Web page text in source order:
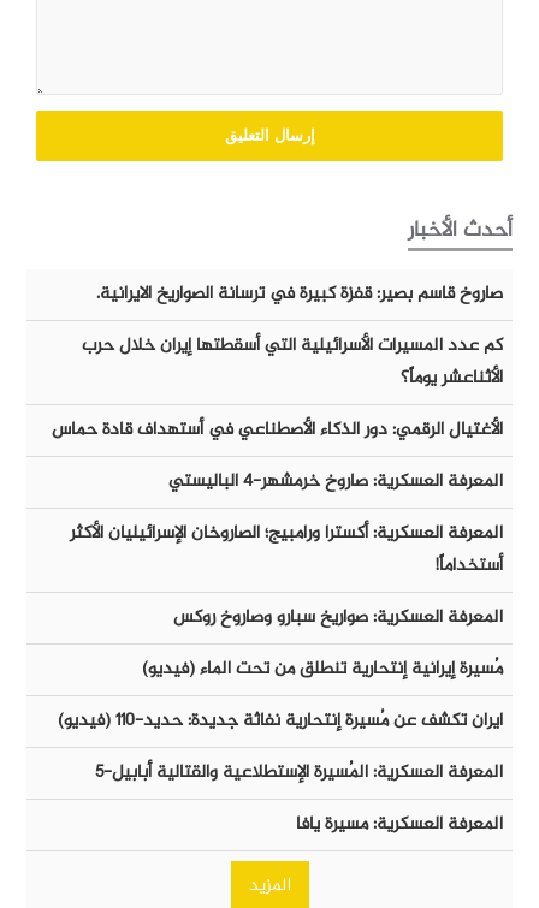
أحدث الأخبار
صاروخ قاسم بصير: قفزة كبيرة في ترسانة الصواريخ الايرانية.
كم عدد المسيرات الأسرائيلية التي أسقطتها إيران خلال حرب
الأثناعشر يوماً؟
الأغتيال الرقمي: دور الذكاء الأصطناعي في أستهداف قادة حماس
المعرفة العسكرية: صاروخ خرمشهر-٤ الباليستي
المعرفة العسكرية: أكسترا ورامبيج؛ الصاروخان الإسرائيليان الأكثر
أستخداماً!
المعرفة العسكرية: صواريخ سبارو وصاروخ روكس
مُسيرة إيرانية إنتحارية تنطلق من تحت الماء (فيديو)
ايران تكشف عن مُسيرة إنتحارية نفاثة جديدة: حديد-١١٠ (فيديو)
المعرفة العسكرية: المُسيرة الإستطلاعية والقتالية أبابيل-٥
المعرفة العسكرية: مسيرة يافا
المزيد